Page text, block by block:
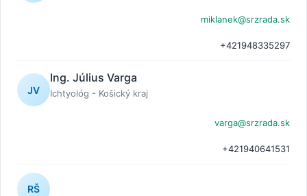
miklanek@srzrada.sk
+421948335297
JV
Ing. Július Varga
Ichtyológ - Košický kraj
varga@srzrada.sk
+421940641531
RŠ